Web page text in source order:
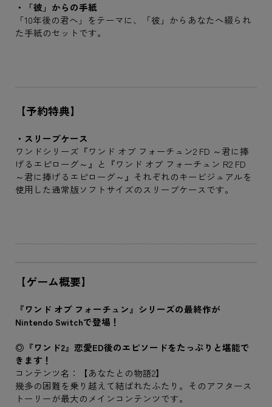
・「彼」からの手紙
「10年後の君へ」をテーマに、「彼」からあなたへ綴られ
た手紙のセットです。
【予約特典】
・スリーブケース
ワンドシリーズ『ワンド オブ フォーチュン2 FD ～君に捧
げるエピローグ～』と『ワンド オブ フォーチュン R2 FD
～君に捧げるエピローグ～』それぞれのキービジュアルを
使用した通常版ソフトサイズのスリーブケースです。
【ゲーム概要】
『ワンド オブ フォーチュン』シリーズの最終作が
Nintendo Switchで登場！
◎『ワンド2』恋愛ED後のエピソードをたっぷりと堪能で
きます！
コンテンツ名：【あなたとの物語2】
幾多の困難を乗り越えて結ばれたふたり。そのアフタース
トーリーが最大のメインコンテンツです。